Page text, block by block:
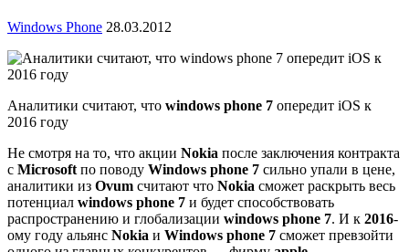
Windows Phone 28.03.2012
Аналитики считают, что windows phone 7 опередит iOS к
2016 году
Не смотря на то, что акции Nokia после заключения контракта
с Microsoft по поводу Windows phone 7 сильно упали в цене,
аналитики из Ovum считают что Nokia сможет раскрыть весь
потенциал windows phone 7 и будет способствовать
распространению и глобализации windows phone 7. И к 2016-
ому году альянс Nokia и Windows phone 7 сможет превзойти